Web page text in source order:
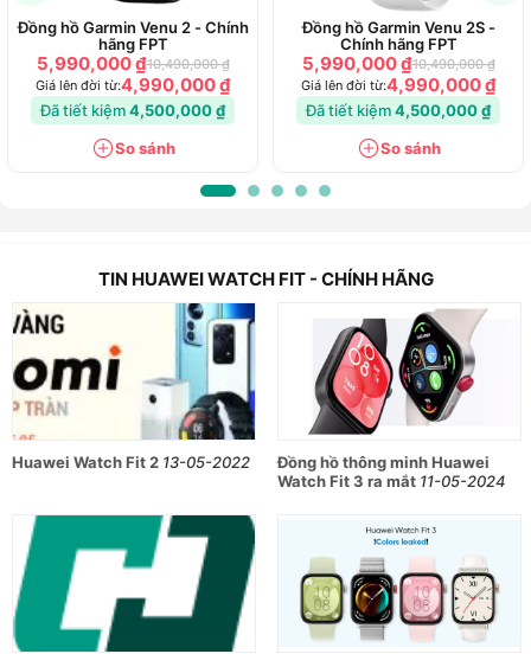
Nhìn chung, thiết kế của chiếc đồng hồ thông minh Huawei
Watch Fit chính hãng trông khá giống với Apple Watch
nhưng màn hình được kéo dài hơn. Đồng hồ có kích thước 46
mm x 30 mm x 10.7 mm và trọng lượng chỉ khoảng 34 g nên
khi đeo không hề có cảm giác nặng tay. Phần dây đeo làm từ
chất liệu silicon và có thể dễ dàng thay thế. Sản phẩm có sẵn
tùy chọn màu steel. Với thiết kế nhỏ gọn nhưng vẫn nổi bật,
chiếc Huawei Watch Fit sẽ là một sự lựa chọn của bạn.
Đồng hồ Garmin Venu 2 - Chính
hãng FPT
5,990,000 ₫10,490,000 ₫
Giá lên đời từ:4,990,000 ₫
Đã tiết kiệm4,500,000 ₫
So sánh
Đồng hồ Garmin Venu 2S -
Chính hãng FPT
5,990,000 ₫10,490,000 ₫
Giá lên đời từ:4,990,000 ₫
Đã tiết kiệm4,500,000 ₫
So sánh
TIN HUAWEI WATCH FIT - CHÍNH HÃNG
Huawei Watch Fit 2 13-05-2022
Đồng hồ thông minh Huawei
Watch Fit 3 ra mắt 11-05-2024